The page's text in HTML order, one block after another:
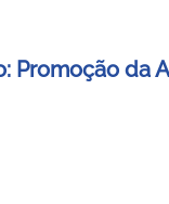
Promoção da